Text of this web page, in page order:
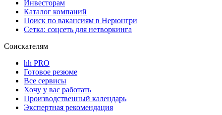
Инвесторам
Каталог компаний
Поиск по вакансиям в Нерюнгри
Сетка: соцсеть для нетворкинга
Соискателям
hh PRO
Готовое резюме
Все сервисы
Хочу у вас работать
Производственный календарь
Экспертная рекомендация